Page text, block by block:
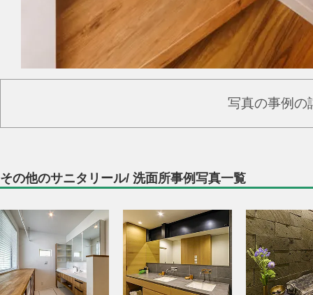
写真の事例の
その他のサニタリール/ 洗面所事例写真一覧